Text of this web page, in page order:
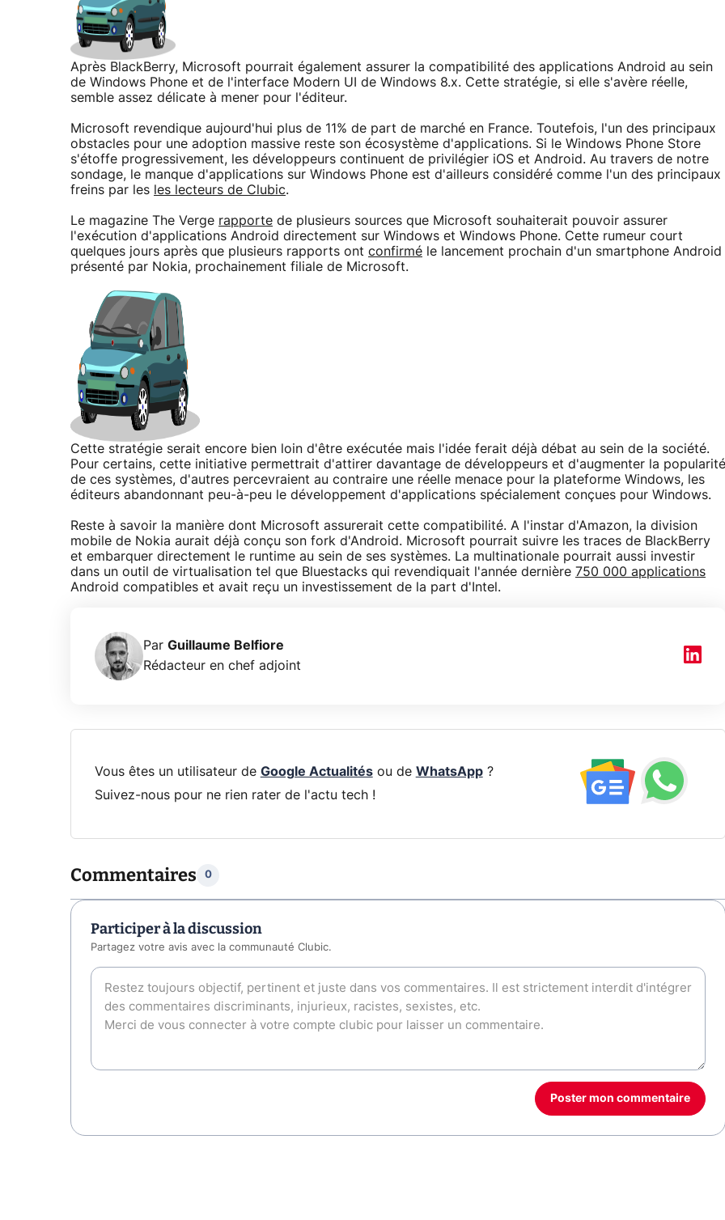
Après BlackBerry, Microsoft pourrait également assurer la compatibilité des applications Android au sein
de Windows Phone et de l'interface Modern UI de Windows 8.x. Cette stratégie, si elle s'avère réelle,
semble assez délicate à mener pour l'éditeur.
Microsoft revendique aujourd'hui plus de 11% de part de marché en France. Toutefois, l'un des principaux
obstacles pour une adoption massive reste son écosystème d'applications. Si le Windows Phone Store
s'étoffe progressivement, les développeurs continuent de privilégier iOS et Android. Au travers de notre
sondage, le manque d'applications sur Windows Phone est d'ailleurs considéré comme l'un des principaux
freins par les les lecteurs de Clubic.
Le magazine The Verge rapporte de plusieurs sources que Microsoft souhaiterait pouvoir assurer
l'exécution d'applications Android directement sur Windows et Windows Phone. Cette rumeur court
quelques jours après que plusieurs rapports ont confirmé le lancement prochain d'un smartphone Android
présenté par Nokia, prochainement filiale de Microsoft.
Cette stratégie serait encore bien loin d'être exécutée mais l'idée ferait déjà débat au sein de la société.
Pour certains, cette initiative permettrait d'attirer davantage de développeurs et d'augmenter la popularité
de ces systèmes, d'autres percevraient au contraire une réelle menace pour la plateforme Windows, les
éditeurs abandonnant peu-à-peu le développement d'applications spécialement conçues pour Windows.
Reste à savoir la manière dont Microsoft assurerait cette compatibilité. A l'instar d'Amazon, la division
mobile de Nokia aurait déjà conçu son fork d'Android. Microsoft pourrait suivre les traces de BlackBerry
et embarquer directement le runtime au sein de ses systèmes. La multinationale pourrait aussi investir
dans un outil de virtualisation tel que Bluestacks qui revendiquait l'année dernière 750 000 applications
Android compatibles et avait reçu un investissement de la part d'Intel.
Par Guillaume Belfiore
Rédacteur en chef adjoint
Vous êtes un utilisateur de Google Actualitésou de WhatsApp?
Suivez-nous pour ne rien rater de l'actu tech !
Commentaires 0
Participer à la discussion
Partagez votre avis avec la communauté Clubic.
Poster mon commentaire